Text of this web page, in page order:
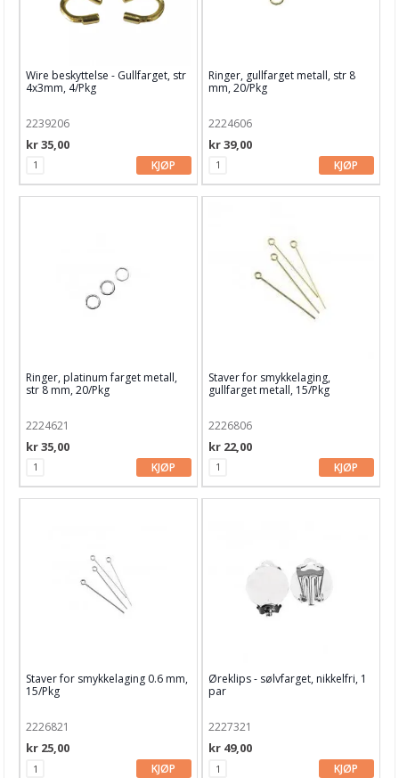
Wire beskyttelse - Gullfarget, str
4x3mm, 4/Pkg
2239206
kr 35,00
KJØP
Ringer, gullfarget metall, str 8
mm, 20/Pkg
2224606
kr 39,00
KJØP
Ringer, platinum farget metall,
str 8 mm, 20/Pkg
2224621
kr 35,00
KJØP
Staver for smykkelaging,
gullfarget metall, 15/Pkg
2226806
kr 22,00
KJØP
Staver for smykkelaging 0.6 mm,
15/Pkg
2226821
kr 25,00
KJØP
Øreklips - sølvfarget, nikkelfri, 1
par
2227321
kr 49,00
KJØP